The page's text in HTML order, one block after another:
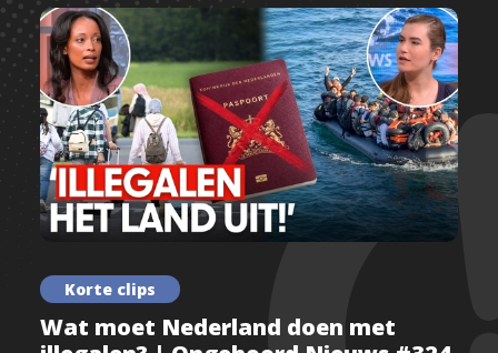
Korte clips
Wat moet Nederland doen met